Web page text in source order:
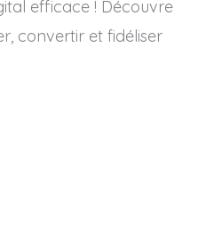
efficace ! Découvre
convertir et fidéliser